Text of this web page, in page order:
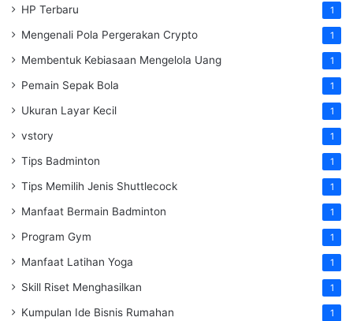
HP Terbaru 1
Mengenali Pola Pergerakan Crypto 1
Membentuk Kebiasaan Mengelola Uang 1
Pemain Sepak Bola 1
Ukuran Layar Kecil 1
vstory 1
Tips Badminton 1
Tips Memilih Jenis Shuttlecock 1
Manfaat Bermain Badminton 1
Program Gym 1
Manfaat Latihan Yoga 1
Skill Riset Menghasilkan 1
Kumpulan Ide Bisnis Rumahan 1